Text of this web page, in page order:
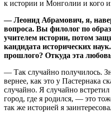
к истории и Монголии и кого
— Леонид Абрамович, я,
вопроса. Вы филолог по
учителем истории, потом
кандидата исторических
прошлого? Откуда эта
— Так случайно получилось.
вернее, как это у Пастернака
случайно. Я случайно
город, где я родился, — это
так же историей я